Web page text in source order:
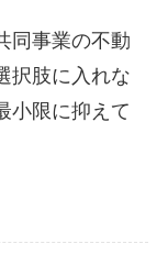
同事業の不動
択肢に入れな
小限に抑えて